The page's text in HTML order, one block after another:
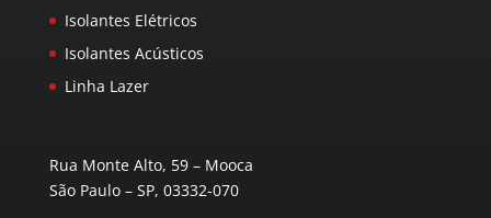
Isolantes Elétricos
Isolantes Acústicos
Linha Lazer
Rua Monte Alto, 59 – Mooca
São Paulo – SP, 03332-070